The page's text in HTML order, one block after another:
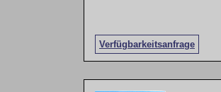
Verfügbarkeitsanfrage